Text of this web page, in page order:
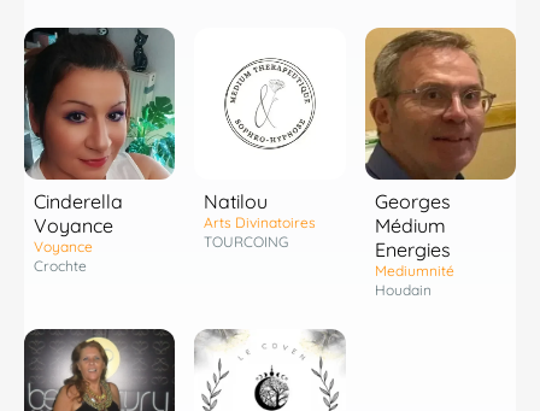
Cinderella
Voyance
Voyance
Crochte
Natilou
Arts Divinatoires
TOURCOING
Georges
Médium
Energies
Mediumnité
Houdain